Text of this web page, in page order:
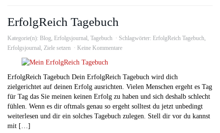
ErfolgReich Tagebuch
Kategorie(n): Blog, Erfolgsjournal, Tagebuch Schlagwörter: ErfolgReich Tagebuch,
Erfolgsjournal, Ziele setzen Keine Kommentare
ErfolgReich Tagebuch Dein ErfolgReich Tagebuch wird dich
zielgerichtet auf deinen Erfolg ausrichten. Vielen Menschen ergeht es Tag
für Tag das Sie meinen keinen Erfolg zu haben und sich deshalb schlecht
fühlen. Wenn es dir oftmals genau so ergeht solltest du jetzt unbedingt
weiterlesen und dir ein solches Tagebuch zulegen. Stell dir vor du kannst
mit […]